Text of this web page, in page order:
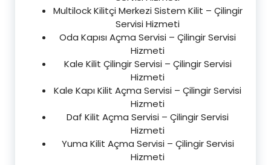
Multilock Kilitçi Merkezi Sistem Kilit – Çilingir
Servisi Hizmeti
Oda Kapısı Açma Servisi – Çilingir Servisi
Hizmeti
Kale Kilit Çilingir Servisi – Çilingir Servisi
Hizmeti
Kale Kapı Kilit Açma Servisi – Çilingir Servisi
Hizmeti
Daf Kilit Açma Servisi – Çilingir Servisi
Hizmeti
Yuma Kilit Açma Servisi – Çilingir Servisi
Hizmeti